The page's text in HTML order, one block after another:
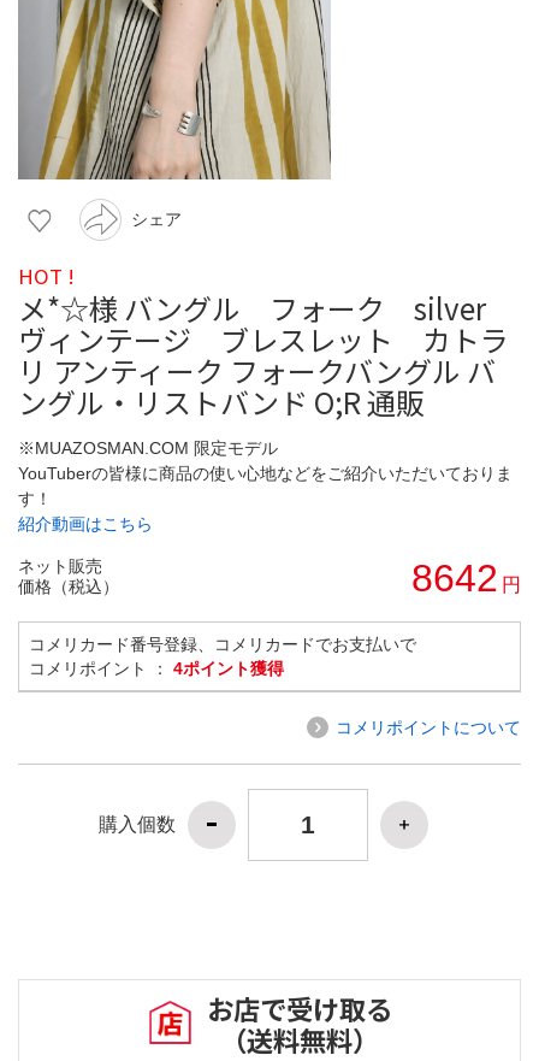
シェア
HOT !
メ*☆様 バングル フォーク silver
ヴィンテージ ブレスレット カトラ
リ アンティーク フォークバングル バ
ングル・リストバンド O;R 通販
※MUAZOSMAN.COM 限定モデル
YouTuberの皆様に商品の使い心地などをご紹介いただいておりま
す！
紹介動画はこちら
ネット販売
価格（税込）
8642 円
コメリカード番号登録、コメリカードでお支払いで
コメリポイント ： 4ポイント獲得
コメリポイントについて
購入個数
お店で受け取る
（送料無料）